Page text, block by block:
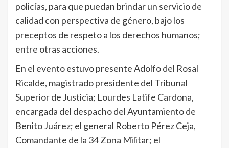
policías, para que puedan brindar un servicio de
calidad con perspectiva de género, bajo los
preceptos de respeto a los derechos humanos;
entre otras acciones.
En el evento estuvo presente Adolfo del Rosal
Ricalde, magistrado presidente del Tribunal
Superior de Justicia; Lourdes Latife Cardona,
encargada del despacho del Ayuntamiento de
Benito Juárez; el general Roberto Pérez Ceja,
Comandante de la 34 Zona Militar; el